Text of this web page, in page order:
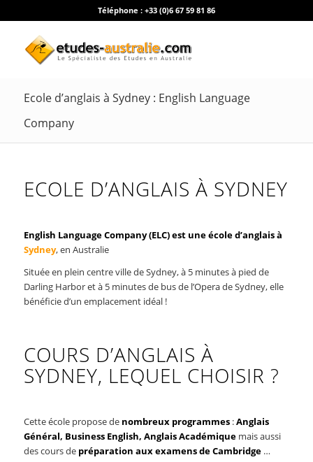
Téléphone : +33 (0)6 67 59 81 86
Ecole d’anglais à Sydney : English Language
Company
ECOLE D’ANGLAIS À SYDNEY
English Language Company (ELC) est une école d’anglais à
Sydney, en Australie
Située en plein centre ville de Sydney, à 5 minutes à pied de
Darling Harbor et à 5 minutes de bus de l’Opera de Sydney, elle
bénéficie d’un emplacement idéal !
COURS D’ANGLAIS À
SYDNEY, LEQUEL CHOISIR ?
Cette école propose de nombreux programmes:Anglais
Général, Business English, Anglais Académiquemais aussi
des cours de préparation aux examens de Cambridge…